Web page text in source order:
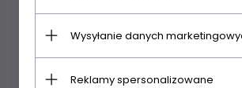
Wysyłanie danych
Reklamy spersonalizowane